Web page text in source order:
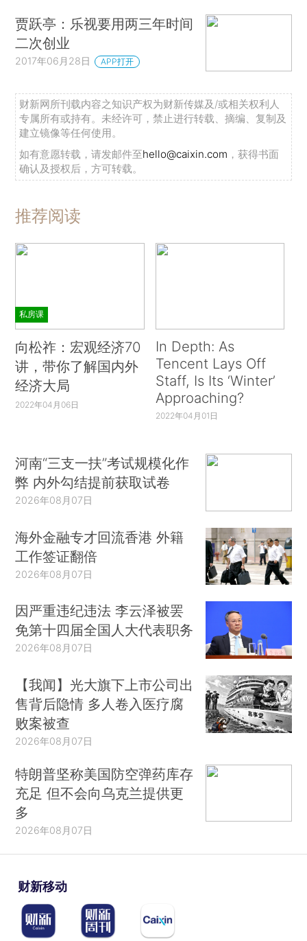
贾跃亭：乐视要用两三年时间
二次创业
2017年06月28日 APP打开
财新网所刊载内容之知识产权为财新传媒及/或相关权利人
专属所有或持有。未经许可，禁止进行转载、摘编、复制及
建立镜像等任何使用。
如有意愿转载，请发邮件至hello@caixin.com ，获得书面
确认及授权后，方可转载。
推荐阅读
私房课
向松祚：宏观经济70
讲，带你了解国内外
经济大局
2022年04月06日
In Depth: As
Tencent Lays Off
Staff, Is Its ‘Winter’
Approaching?
2022年04月01日
河南“三支一扶”考试规模化作
弊 内外勾结提前获取试卷
2026年08月07日
海外金融专才回流香港 外籍
工作签证翻倍
2026年08月07日
因严重违纪违法 李云泽被罢
免第十四届全国人大代表职务
2026年08月07日
【我闻】光大旗下上市公司出
售背后隐情 多人卷入医疗腐
败案被查
2026年08月07日
特朗普坚称美国防空弹药库存
充足 但不会向乌克兰提供更
多
2026年08月07日
财新移动